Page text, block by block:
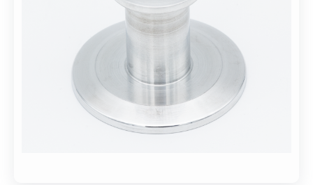
Reduzierstück,
Aluminium
L=40mm
Werktagen
In den Warenkorb